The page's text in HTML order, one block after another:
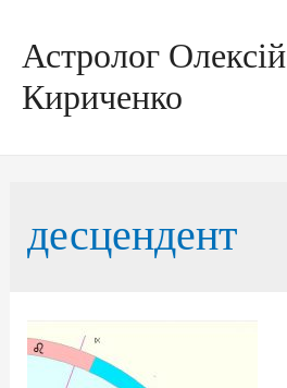
вмістуАстролог Олексій
Кириченко
десцендент